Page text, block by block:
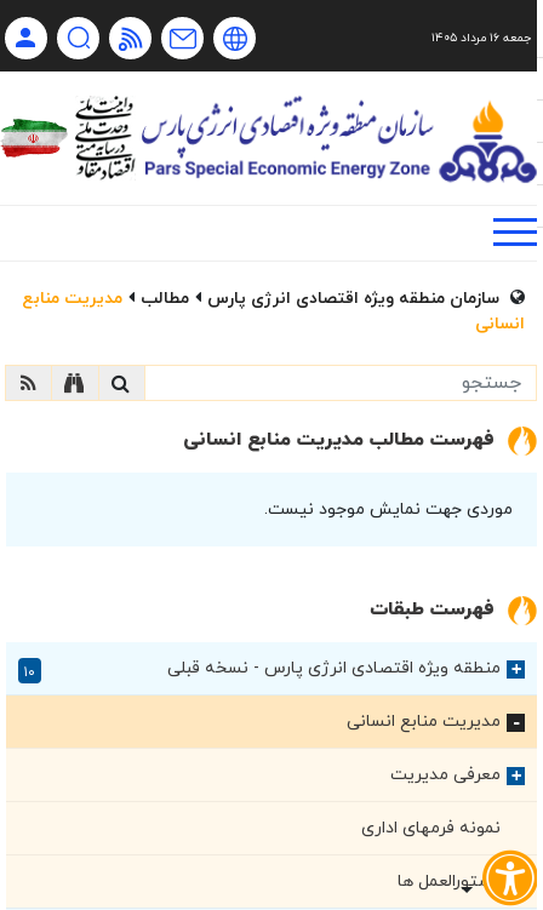
فا Ru Ch
جمعه ۱۶ مرداد ۱۴۰۵
سازمان منطقه ویژه اقتصادی انرژی پارس مطالب
مدیریت منابع
انسانی
فهرست مطالب مدیریت منابع انسانی
موردی جهت نمایش موجود نیست.
فهرست طبقات
+ منطقه ویژه اقتصادی انرژی پارس - نسخه قبلی ۱۰
مدیریت منابع انسانی
+ معرفی مدیریت
نمونه فرمهای اداری
دستورالعمل ها